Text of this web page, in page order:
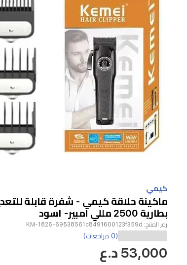
1
of
1
كيمي
بطارية 2500 مللي امبير- اسود
رمز المنتج: KM-1826-69538561c8491600123f359d
ماكينة
(0 مراجعات)
53,000 د.ع